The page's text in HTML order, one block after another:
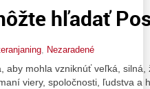
hľadať
Nezaradené
aby mohla vzniknúť veľká,
viery, spoločnosti, ľudstva a